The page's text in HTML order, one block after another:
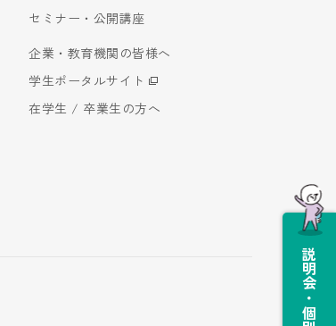
セミナー・公開講座
企業・教育機関の皆様へ
学生ポータルサイト
在学生 / 卒業生の方へ